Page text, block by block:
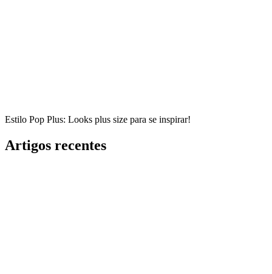
Estilo Pop Plus: Looks plus size para se inspirar!
Artigos recentes